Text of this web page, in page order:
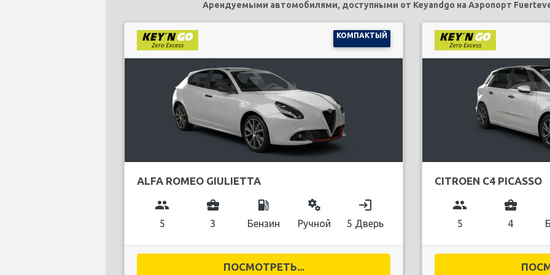
Арендуемыми автомобилями, доступными от Keyandgo на Аэропорт
КОМПАКТЫЙ
ALFA ROMEO GIULIETTA
group
5
business_center
3
local_gas_station
Бензин
miscellaneous_services
Ручной
login
5 Дверь
ПОСМОТРЕТЬ...
CITROEN C4 PICASSO
group
5
business_center
4